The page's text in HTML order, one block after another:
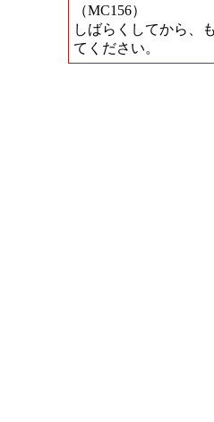
（MC156）
しばらくしてから、
てください。